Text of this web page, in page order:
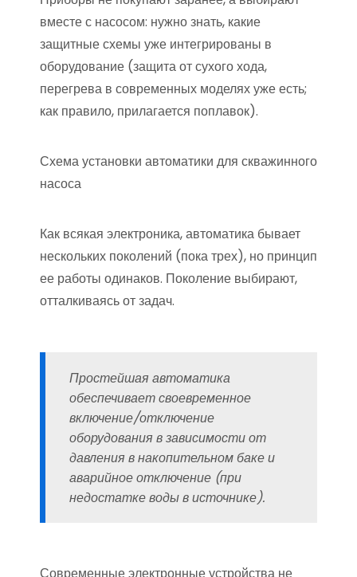
вместе с насосом: нужно знать, какие
защитные схемы уже интегрированы в
оборудование (защита от сухого хода,
перегрева в современных моделях уже есть;
как правило, прилагается поплавок).
Схема установки автоматики для скважинного
насоса
Как всякая электроника, автоматика бывает
нескольких поколений (пока трех), но принцип
ее работы одинаков. Поколение выбирают,
отталкиваясь от задач.
Простейшая автоматика
обеспечивает своевременное
включение/отключение
оборудования в зависимости от
давления в накопительном баке и
аварийное отключение (при
недостатке воды в источнике).
Современные электронные устройства не